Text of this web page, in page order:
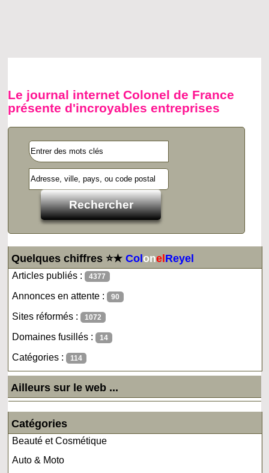
Le journal internet Colonel de France
présente d'incroyables entreprises
Quelques chiffres ⭐★ColonelReyel
Articles publiés : 4377
Annonces en attente : 90
Sites réformés : 1072
Domaines fusillés : 14
Catégories : 114
Ailleurs sur le web ...
Catégories
Beauté et Cosmétique
Auto & Moto